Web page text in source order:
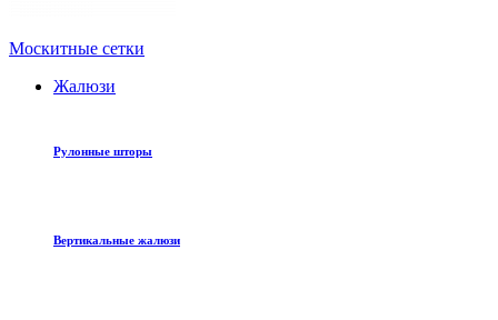
Москитные сетки
Жалюзи
Рулонные шторы
Вертикальные жалюзи